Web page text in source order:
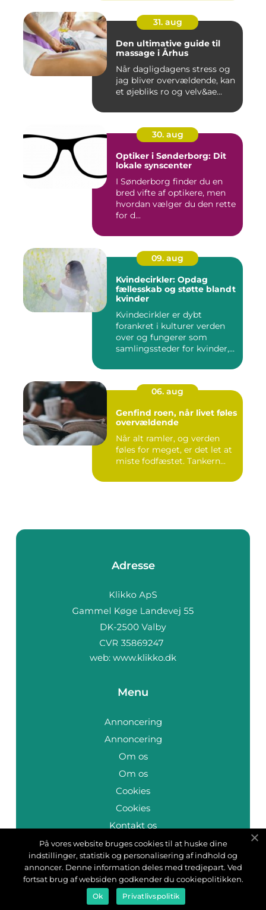
31. aug
Den ultimative guide til
massage i Århus
Når dagligdagens stress og
jag bliver overvældende, kan
et øjebliks ro og velv&ae...
30. aug
Optiker i Sønderborg: Dit
lokale synscenter
I Sønderborg finder du en
bred vifte af optikere, men
hvordan vælger du den rette
for d...
09. aug
Kvindecirkler: Opdag
fællesskab og støtte blandt
kvinder
Kvindecirkler er dybt
forankret i kulturer verden
over og fungerer som
samlingssteder for kvinder,
06. aug
Genfind roen, når livet føles
overvældende
Når alt ramler, og verden
føles for meget, er det let at
miste fodfæstet. Tankern...
Adresse
web: www.klikko.dk
Menu
Annoncering
Annoncering
Om os
Om os
Cookies
Cookies
Kontakt os
Kontakt os
Sitemap
Sitemap
På vores website bruges cookies til at huske dine
indstillinger, statistik og personalisering af indhold og
annoncer. Denne information deles med tredjepart. Ved
fortsat brug af websiden godkender du cookiepolitikken.
Ok Privatlivspolitik